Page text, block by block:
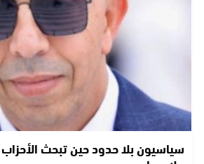
سياسيون بلا حدود حين تبحث